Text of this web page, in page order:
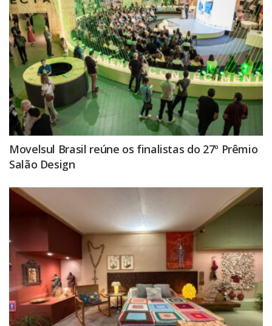
Movelsul Brasil reúne os finalistas do 27º Prêmio
Salão Design